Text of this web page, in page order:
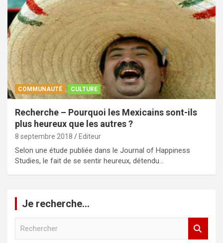
COMMUNAUTÉ CULTURE
Recherche – Pourquoi les Mexicains sont-ils
plus heureux que les autres ?
8 septembre 2018 Editeur
Selon une étude publiée dans le Journal of Happiness
Studies, le fait de se sentir heureux, détendu…
Je recherche…